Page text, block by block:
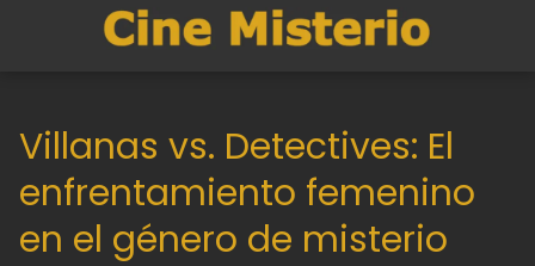
Villanas vs. Detectives: El
enfrentamiento femenino
en el género de misterio